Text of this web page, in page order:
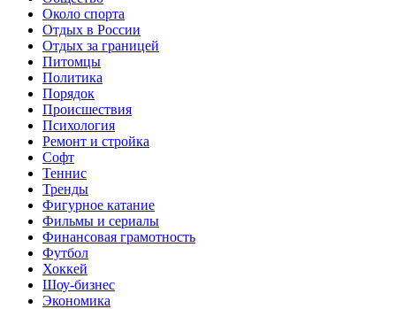
Около спорта
Отдых в России
Отдых за границей
Питомцы
Политика
Порядок
Происшествия
Психология
Ремонт и стройка
Софт
Теннис
Тренды
Фигурное катание
Фильмы и сериалы
Финансовая грамотность
Футбол
Хоккей
Шоу-бизнес
Экономика